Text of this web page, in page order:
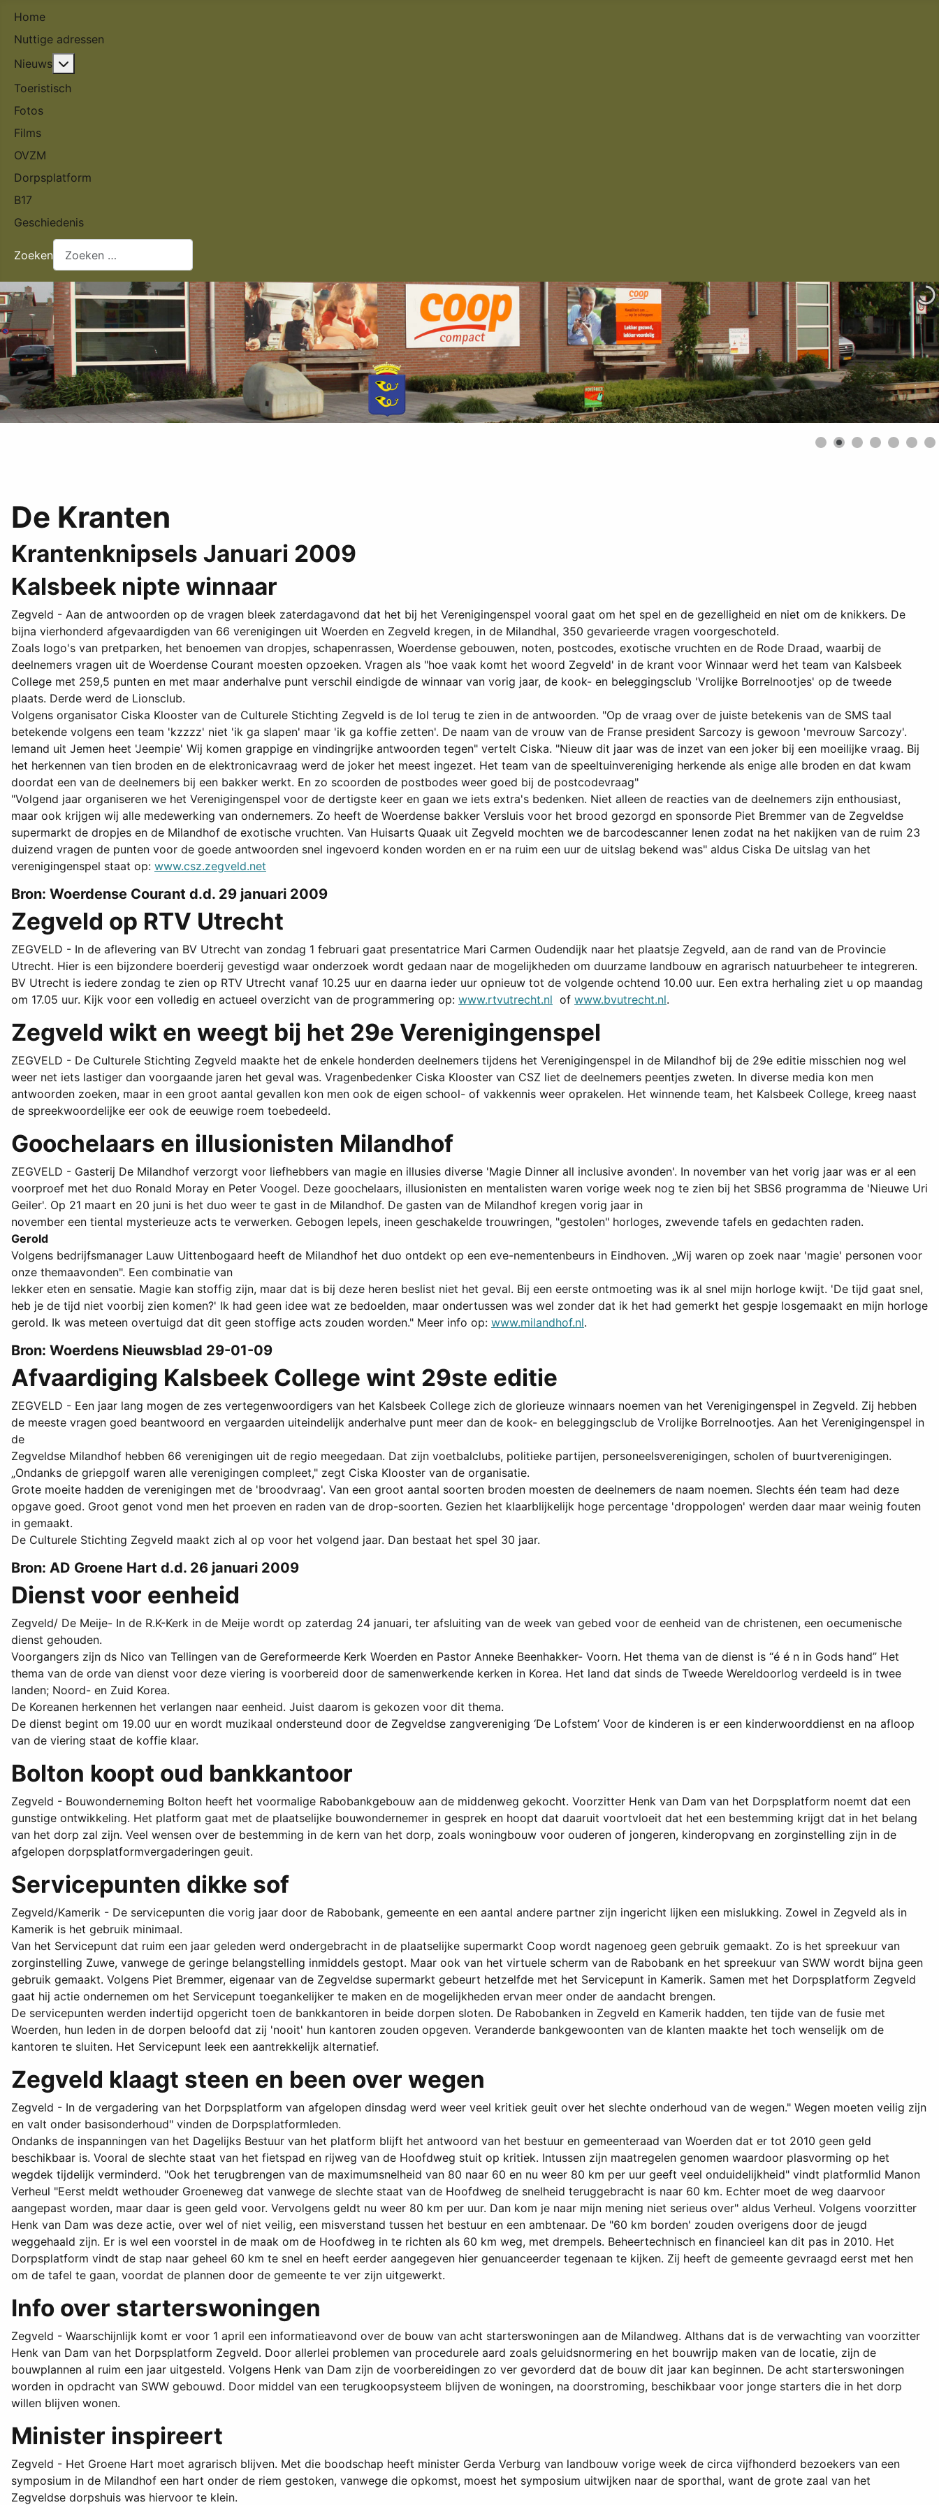
Home
Nuttige adressen
Nieuws
Toeristisch
Fotos
Films
OVZM
Dorpsplatform
B17
Geschiedenis
Zoeken
De Kranten
Krantenknipsels Januari 2009
Kalsbeek nipte winnaar
Zegveld - Aan de antwoorden op de vragen bleek zaterdagavond dat het bij het Verenigingenspel vooral gaat om het spel en de gezelligheid en niet om de knikkers. De
bijna vierhonderd afgevaardigden van 66 verenigingen uit Woerden en Zegveld kregen, in de Milandhal, 350 gevarieerde vragen voorgeschoteld.
Zoals logo's van pretparken, het benoemen van dropjes, schapenrassen, Woerdense gebouwen, noten, postcodes, exotische vruchten en de Rode Draad, waarbij de
deelnemers vragen uit de Woerdense Courant moesten opzoeken. Vragen als "hoe vaak komt het woord Zegveld' in de krant voor Winnaar werd het team van Kalsbeek
College met 259,5 punten en met maar anderhalve punt verschil eindigde de winnaar van vorig jaar, de kook- en beleggingsclub 'Vrolijke Borrelnootjes' op de tweede
plaats. Derde werd de Lionsclub.
Volgens organisator Ciska Klooster van de Culturele Stichting Zegveld is de lol terug te zien in de antwoorden. "Op de vraag over de juiste betekenis van de SMS taal
betekende volgens een team 'kzzzz' niet 'ik ga slapen' maar 'ik ga koffie zetten'. De naam van de vrouw van de Franse president Sarcozy is gewoon 'mevrouw Sarcozy'.
Iemand uit Jemen heet 'Jeempie' Wij komen grappige en vindingrijke antwoorden tegen" vertelt Ciska. "Nieuw dit jaar was de inzet van een joker bij een moeilijke vraag. Bij
het herkennen van tien broden en de elektronicavraag werd de joker het meest ingezet. Het team van de speeltuinvereniging herkende als enige alle broden en dat kwam
doordat een van de deelnemers bij een bakker werkt. En zo scoorden de postbodes weer goed bij de postcodevraag"
"Volgend jaar organiseren we het Verenigingenspel voor de dertigste keer en gaan we iets extra's bedenken. Niet alleen de reacties van de deelnemers zijn enthousiast,
maar ook krijgen wij alle medewerking van ondernemers. Zo heeft de Woerdense bakker Versluis voor het brood gezorgd en sponsorde Piet Bremmer van de Zegveldse
supermarkt de dropjes en de Milandhof de exotische vruchten. Van Huisarts Quaak uit Zegveld mochten we de barcodescanner lenen zodat na het nakijken van de ruim 23
duizend vragen de punten voor de goede antwoorden snel ingevoerd konden worden en er na ruim een uur de uitslag bekend was" aldus Ciska De uitslag van het
verenigingenspel staat op: www.csz.zegveld.net
Bron: Woerdense Courant d.d. 29 januari 2009
Zegveld op RTV Utrecht
ZEGVELD - In de aflevering van BV Utrecht van zondag 1 februari gaat presentatrice Mari Carmen Oudendijk naar het plaatsje Zegveld, aan de rand van de Provincie
Utrecht. Hier is een bijzondere boerderij gevestigd waar onderzoek wordt gedaan naar de mogelijkheden om duurzame landbouw en agrarisch natuurbeheer te integreren.
BV Utrecht is iedere zondag te zien op RTV Utrecht vanaf 10.25 uur en daarna ieder uur opnieuw tot de volgende ochtend 10.00 uur. Een extra herhaling ziet u op maandag
om 17.05 uur. Kijk voor een volledig en actueel overzicht van de programmering op: www.rtvutrecht.nl of www.bvutrecht.nl.
Zegveld wikt en weegt bij het 29e Verenigingenspel
ZEGVELD - De Culturele Stichting Zegveld maakte het de enkele honderden deelnemers tijdens het Verenigingenspel in de Milandhof bij de 29e editie misschien nog wel
weer net iets lastiger dan voorgaande jaren het geval was. Vragenbedenker Ciska Klooster van CSZ liet de deelnemers peentjes zweten. In diverse media kon men
antwoorden zoeken, maar in een groot aantal gevallen kon men ook de eigen school- of vakkennis weer oprakelen. Het winnende team, het Kalsbeek College, kreeg naast
de spreekwoordelijke eer ook de eeuwige roem toebedeeld.
Goochelaars en illusionisten Milandhof
ZEGVELD - Gasterij De Milandhof verzorgt voor liefhebbers van magie en illusies diverse 'Magie Dinner all inclusive avonden'. In november van het vorig jaar was er al een
voorproef met het duo Ronald Moray en Peter Voogel. Deze goochelaars, illusionisten en mentalisten waren vorige week nog te zien bij het SBS6 programma de 'Nieuwe Uri
Geiler'. Op 21 maart en 20 juni is het duo weer te gast in de Milandhof. De gasten van de Milandhof kregen vorig jaar in
november een tiental mysterieuze acts te verwerken. Gebogen lepels, ineen geschakelde trouwringen, "gestolen" horloges, zwevende tafels en gedachten raden.
Gerold
Volgens bedrijfsmanager Lauw Uittenbogaard heeft de Milandhof het duo ontdekt op een eve-nementenbeurs in Eindhoven. „Wij waren op zoek naar 'magie' personen voor
onze themaavonden". Een combinatie van
lekker eten en sensatie. Magie kan stoffig zijn, maar dat is bij deze heren beslist niet het geval. Bij een eerste ontmoeting was ik al snel mijn horloge kwijt. 'De tijd gaat snel,
heb je de tijd niet voorbij zien komen?' Ik had geen idee wat ze bedoelden, maar ondertussen was wel zonder dat ik het had gemerkt het gespje losgemaakt en mijn horloge
gerold. Ik was meteen overtuigd dat dit geen stoffige acts zouden worden." Meer info op: www.milandhof.nl.
Bron: Woerdens Nieuwsblad 29-01-09
Afvaardiging Kalsbeek College wint 29ste editie
ZEGVELD - Een jaar lang mogen de zes vertegenwoordigers van het Kalsbeek College zich de glorieuze winnaars noemen van het Verenigingenspel in Zegveld. Zij hebben
de meeste vragen goed beantwoord en vergaarden uiteindelijk anderhalve punt meer dan de kook- en beleggingsclub de Vrolijke Borrelnootjes. Aan het Verenigingenspel in
de
Zegveldse Milandhof hebben 66 verenigingen uit de regio meegedaan. Dat zijn voetbalclubs, politieke partijen, personeelsverenigingen, scholen of buurtverenigingen.
„Ondanks de griepgolf waren alle verenigingen compleet," zegt Ciska Klooster van de organisatie.
Grote moeite hadden de verenigingen met de 'broodvraag'. Van een groot aantal soorten broden moesten de deelnemers de naam noemen. Slechts één team had deze
opgave goed. Groot genot vond men het proeven en raden van de drop-soorten. Gezien het klaarblijkelijk hoge percentage 'droppologen' werden daar maar weinig fouten
in gemaakt.
De Culturele Stichting Zegveld maakt zich al op voor het volgend jaar. Dan bestaat het spel 30 jaar.
Bron: AD Groene Hart d.d. 26 januari 2009
Dienst voor eenheid
Zegveld/ De Meije- In de R.K-Kerk in de Meije wordt op zaterdag 24 januari, ter afsluiting van de week van gebed voor de eenheid van de christenen, een oecumenische
dienst gehouden.
Voorgangers zijn ds Nico van Tellingen van de Gereformeerde Kerk Woerden en Pastor Anneke Beenhakker- Voorn. Het thema van de dienst is “é é n in Gods hand” Het
thema van de orde van dienst voor deze viering is voorbereid door de samenwerkende kerken in Korea. Het land dat sinds de Tweede Wereldoorlog verdeeld is in twee
landen; Noord- en Zuid Korea.
De Koreanen herkennen het verlangen naar eenheid. Juist daarom is gekozen voor dit thema.
De dienst begint om 19.00 uur en wordt muzikaal ondersteund door de Zegveldse zangvereniging ‘De Lofstem’ Voor de kinderen is er een kinderwoorddienst en na afloop
van de viering staat de koffie klaar.
Bolton koopt oud bankkantoor
Zegveld - Bouwonderneming Bolton heeft het voormalige Rabobankgebouw aan de middenweg gekocht. Voorzitter Henk van Dam van het Dorpsplatform noemt dat een
gunstige ontwikkeling. Het platform gaat met de plaatselijke bouwondernemer in gesprek en hoopt dat daaruit voortvloeit dat het een bestemming krijgt dat in het belang
van het dorp zal zijn. Veel wensen over de bestemming in de kern van het dorp, zoals woningbouw voor ouderen of jongeren, kinderopvang en zorginstelling zijn in de
afgelopen dorpsplatformvergaderingen geuit.
Servicepunten dikke sof
Zegveld/Kamerik - De servicepunten die vorig jaar door de Rabobank, gemeente en een aantal andere partner zijn ingericht lijken een mislukking. Zowel in Zegveld als in
Kamerik is het gebruik minimaal.
Van het Servicepunt dat ruim een jaar geleden werd ondergebracht in de plaatselijke supermarkt Coop wordt nagenoeg geen gebruik gemaakt. Zo is het spreekuur van
zorginstelling Zuwe, vanwege de geringe belangstelling inmiddels gestopt. Maar ook van het virtuele scherm van de Rabobank en het spreekuur van SWW wordt bijna geen
gebruik gemaakt. Volgens Piet Bremmer, eigenaar van de Zegveldse supermarkt gebeurt hetzelfde met het Servicepunt in Kamerik. Samen met het Dorpsplatform Zegveld
gaat hij actie ondernemen om het Servicepunt toegankelijker te maken en de mogelijkheden ervan meer onder de aandacht brengen.
De servicepunten werden indertijd opgericht toen de bankkantoren in beide dorpen sloten. De Rabobanken in Zegveld en Kamerik hadden, ten tijde van de fusie met
Woerden, hun leden in de dorpen beloofd dat zij 'nooit' hun kantoren zouden opgeven. Veranderde bankgewoonten van de klanten maakte het toch wenselijk om de
kantoren te sluiten. Het Servicepunt leek een aantrekkelijk alternatief.
Zegveld klaagt steen en been over wegen
Zegveld - In de vergadering van het Dorpsplatform van afgelopen dinsdag werd weer veel kritiek geuit over het slechte onderhoud van de wegen." Wegen moeten veilig zijn
en valt onder basisonderhoud" vinden de Dorpsplatformleden.
Ondanks de inspanningen van het Dagelijks Bestuur van het platform blijft het antwoord van het bestuur en gemeenteraad van Woerden dat er tot 2010 geen geld
beschikbaar is. Vooral de slechte staat van het fietspad en rijweg van de Hoofdweg stuit op kritiek. Intussen zijn maatregelen genomen waardoor plasvorming op het
wegdek tijdelijk verminderd. "Ook het terugbrengen van de maximumsnelheid van 80 naar 60 en nu weer 80 km per uur geeft veel onduidelijkheid" vindt platformlid Manon
Verheul "Eerst meldt wethouder Groeneweg dat vanwege de slechte staat van de Hoofdweg de snelheid teruggebracht is naar 60 km. Echter moet de weg daarvoor
aangepast worden, maar daar is geen geld voor. Vervolgens geldt nu weer 80 km per uur. Dan kom je naar mijn mening niet serieus over" aldus Verheul. Volgens voorzitter
Henk van Dam was deze actie, over wel of niet veilig, een misverstand tussen het bestuur en een ambtenaar. De "60 km borden' zouden overigens door de jeugd
weggehaald zijn. Er is wel een voorstel in de maak om de Hoofdweg in te richten als 60 km weg, met drempels. Beheertechnisch en financieel kan dit pas in 2010. Het
Dorpsplatform vindt de stap naar geheel 60 km te snel en heeft eerder aangegeven hier genuanceerder tegenaan te kijken. Zij heeft de gemeente gevraagd eerst met hen
om de tafel te gaan, voordat de plannen door de gemeente te ver zijn uitgewerkt.
Info over starterswoningen
Zegveld - Waarschijnlijk komt er voor 1 april een informatieavond over de bouw van acht starterswoningen aan de Milandweg. Althans dat is de verwachting van voorzitter
Henk van Dam van het Dorpsplatform Zegveld. Door allerlei problemen van procedurele aard zoals geluidsnormering en het bouwrijp maken van de locatie, zijn de
bouwplannen al ruim een jaar uitgesteld. Volgens Henk van Dam zijn de voorbereidingen zo ver gevorderd dat de bouw dit jaar kan beginnen. De acht starterswoningen
worden in opdracht van SWW gebouwd. Door middel van een terugkoopsysteem blijven de woningen, na doorstroming, beschikbaar voor jonge starters die in het dorp
willen blijven wonen.
Minister inspireert
Zegveld - Het Groene Hart moet agrarisch blijven. Met die boodschap heeft minister Gerda Verburg van landbouw vorige week de circa vijfhonderd bezoekers van een
symposium in de Milandhof een hart onder de riem gestoken, vanwege die opkomst, moest het symposium uitwijken naar de sporthal, want de grote zaal van het
Zegveldse dorpshuis was hiervoor te klein.